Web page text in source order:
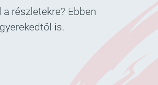
részletekre? Ebben
is.